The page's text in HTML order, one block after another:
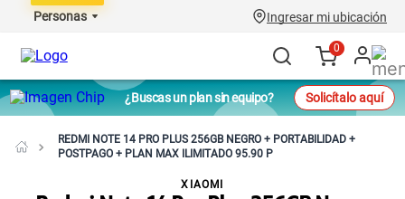
Personas Ingresar mi ubicación
0
¿Buscas un plan sin equipo? Solicítalo aquí
REDMI NOTE 14 PRO PLUS 256GB NEGRO + PORTABILIDAD +
POSTPAGO + PLAN MAX ILIMITADO 95.90 P
XIAOMI